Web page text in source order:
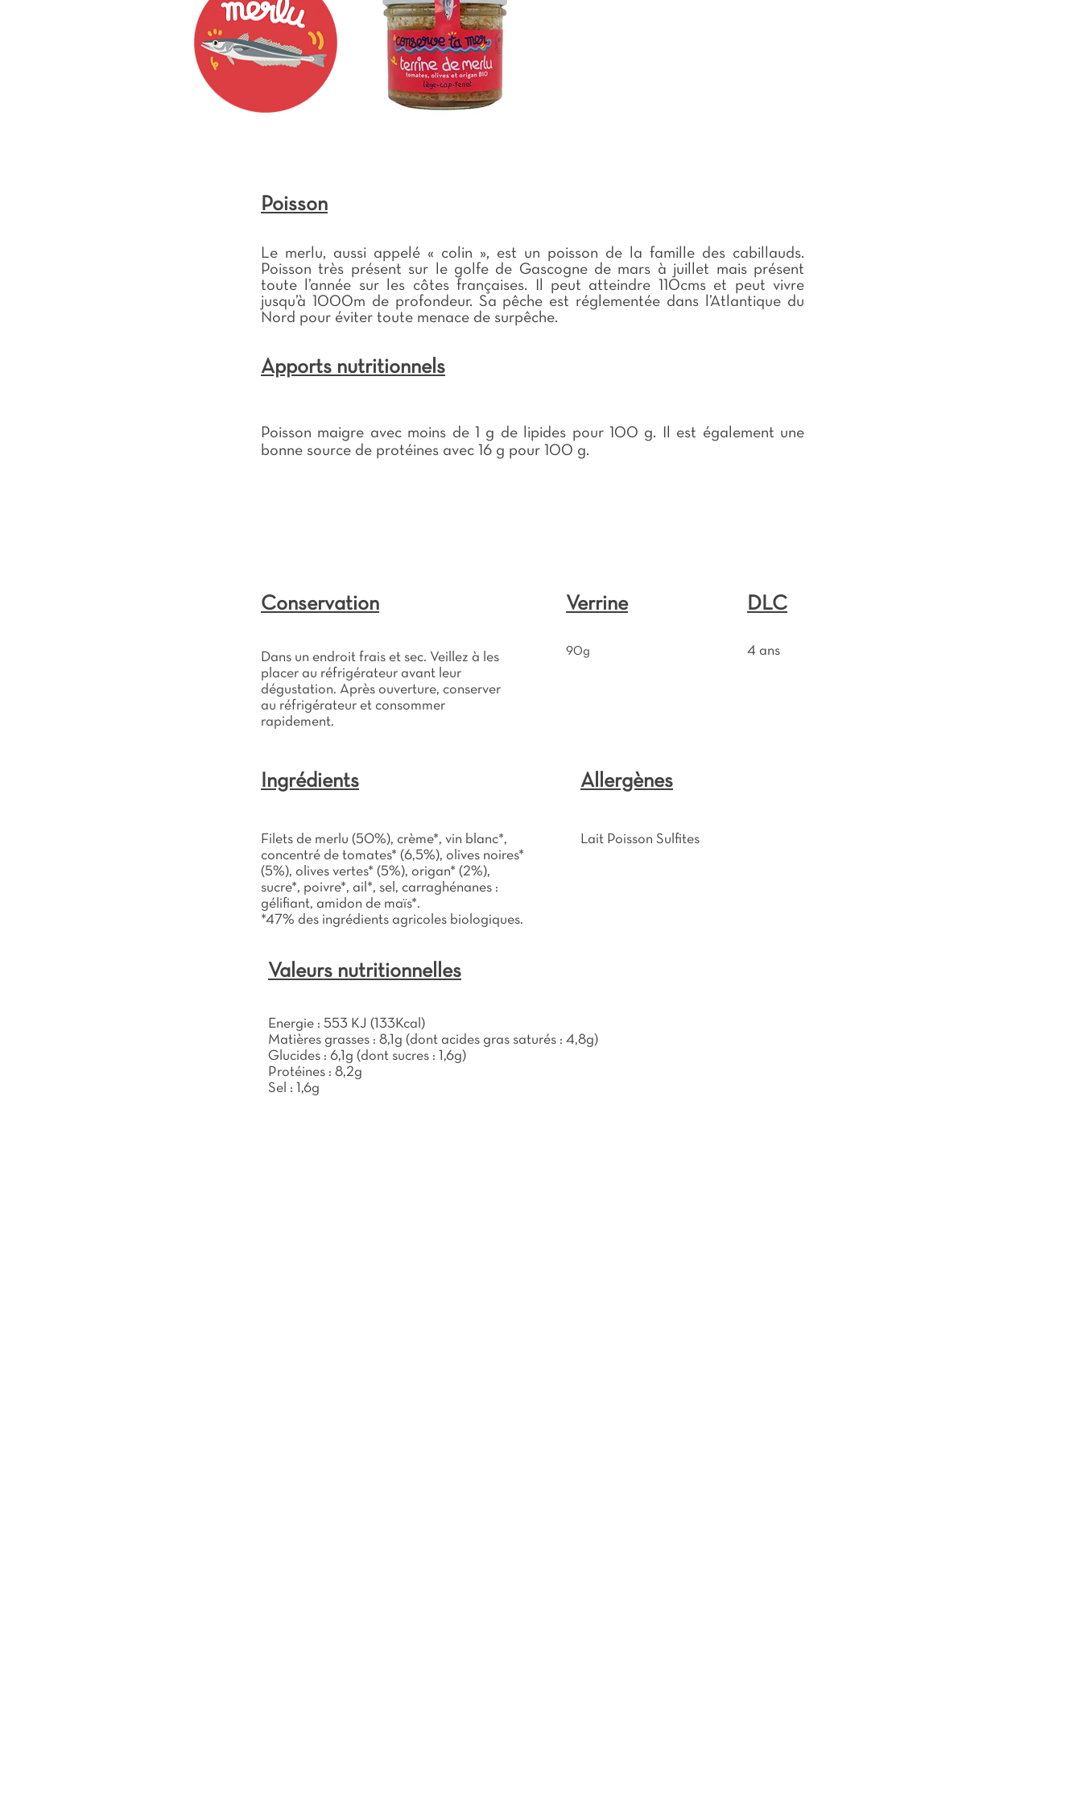
Véritable concentré de
micronutriments, elle est une
excellente source de vitamines du
groupe B, notamment B12, ainsi que
de vitamines A, C, D, E. Elle apporte
aussi des minéraux essentiels comme
le fer, le zinc et le sélénium. Une
de porc, maigre de jambon, gorge de
porc, oignons, échalotes, oeufs, sel,
poivre. Viande origine France.
Allergènes Mollusques, oeufs Valeurs
nutritionnelles Energie : 764 KJ
Glucides : 4,7g (dont sucres : 1,3g)
Protéines : 12,1g Sel : 1,5g
Poisson
Le merlu, aussi appelé « colin », est un poisson de la famille des cabillauds.
Poisson très présent sur le golfe de Gascogne de mars à juillet mais présent
toute l’année sur les côtes françaises. Il peut atteindre 110cms et peut vivre
jusqu’à 1000m de profondeur. Sa pêche est réglementée dans l’Atlantique du
Nord pour éviter toute menace de surpêche.
Apports nutritionnels
Poisson maigre avec moins de 1 g de lipides pour 100 g. Il est également une
bonne source de protéines avec 16 g pour 100 g.
Conservation
Dans un endroit frais et sec. Veillez à les
placer au réfrigérateur avant leur
dégustation. Après ouverture, conserver
au réfrigérateur et consommer
rapidement.
Verrine
90g
DLC
4 ans
Ingrédients
Filets de merlu (50%), crème*, vin blanc*,
concentré de tomates* (6,5%), olives noires*
(5%), olives vertes* (5%), origan* (2%),
sucre*, poivre*, ail*, sel, carraghénanes :
gélifiant, amidon de maïs*.
*47% des ingrédients agricoles biologiques.
Allergènes
Lait Poisson Sulfites
Valeurs nutritionnelles
Energie : 553 KJ (133Kcal)
Matières grasses : 8,1g (dont acides gras saturés : 4,8g)
Glucides : 6,1g (dont sucres : 1,6g)
Protéines : 8,2g
Sel : 1,6g